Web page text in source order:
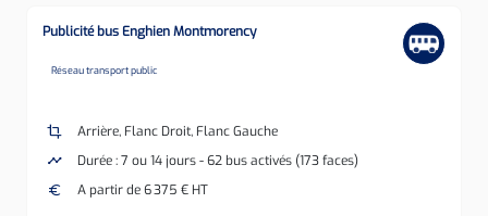
Publicité bus Enghien Montmorency
none
Réseau transport public
crop
Arrière, Flanc Droit, Flanc Gauche
timeline
Durée : 7 ou 14 jours - 62 bus activés (173 faces)
euro
A partir de 6 375 € HT